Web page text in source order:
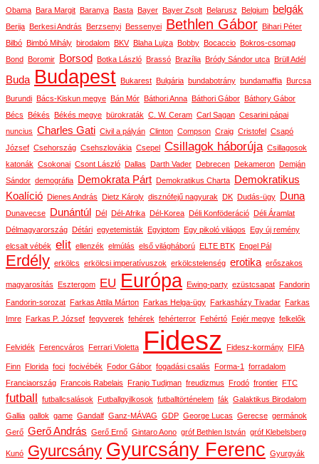
Obama Bara Margit Baranya Basta Bayer Bayer Zsolt Belarusz Belgium belgák
Berija Berkesi András Berzsenyi Bessenyei Bethlen Gábor Bihari Péter
Bilbó Bimbó Mihály birodalom BKV Blaha Lujza Bobby Bocaccio Bokros-csomag
Bond Boromir Borsod Botka László Brassó Brazília Bródy Sándor utca Brüll Adél
Buda Budapest Bukarest Bulgária bundabotrány bundamaffia Burcsa
Burundi Bács-Kiskun megye Bán Mór Báthori Anna Báthori Gábor Báthory Gábor
Bécs Békés Békés megye bürokraták C. W. Ceram Carl Sagan Cesarini pápai
nuncius Charles Gati Civil a pályán Clinton Compson Craig Cristofel Csapó
József Csehország Csehszlovákia Csepel Csillagok háborúja Csillagosok
katonák Csokonai Csont László Dallas Darth Vader Debrecen Dekameron Demján
Sándor demográfia Demokrata Párt Demokratikus Charta
Demokratikus
Koalíció Dienes András Dietz Károly disznófejű nagyurak DK Dudás-ügy Duna
Dunavecse Dunántúl Dél Dél-Afrika Dél-Korea Déli Konföderáció Déli Áramlat
Délmagyarország Détári egyetemisták Egyiptom Egy pikoló világos Egy új remény
elcsalt vébék elit ellenzék elmúlás első világháború ELTE BTK Engel Pál
Erdély erkölcs erkölcsi imperatívuszok erkölcstelenség erotika erőszakos
magyarosítás Esztergom EU Európa Ewing-party ezüstcsapat Fandorin
Fandorin-sorozat Farkas Attila Márton Farkas Helga-ügy Farkasházy Tivadar Farkas
Imre Farkas P. József fegyverek fehérek fehérterror Fehértó Fejér megye felkelők
Felvidék Ferencváros Ferrari Violetta Fidesz Fidesz-kormány FIFA
Finn Florida foci focivébék Fodor Gábor fogadási csalás Forma-1
forradalom
Franciaország Francois Rabelais Franjo Tudjman freudizmus Frodó frontier FTC
futball futballcsalások Futballgyilkosok futballtörténelem fák Galaktikus Birodalom
Gallia gallok game Gandalf Ganz-MÁVAG GDP George Lucas Gerecse germánok
Gerő Gerő András Gerő Ernő Gintaro Aono gróf Bethlen István gróf Klebelsberg
Kunó Gyurcsány Gyurcsány Ferenc Gyurgyák